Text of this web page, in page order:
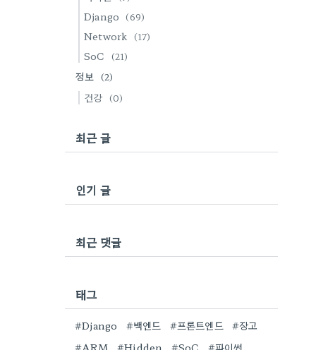
Django (69)
Network (17)
SoC (21)
정보 (2)
건강 (0)
최근 글
인기 글
최근 댓글
태그
#Django #백엔드 #프론트엔드
#장고
#ARM
#Hidden #SoC #파이썬